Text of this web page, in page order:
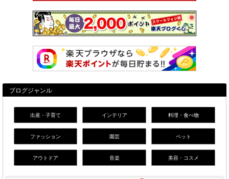
ブログジャンル
出産・子育て インテリア 料理・食べ物
ファッション 園芸 ペット
アウトドア 音楽 美容・コスメ